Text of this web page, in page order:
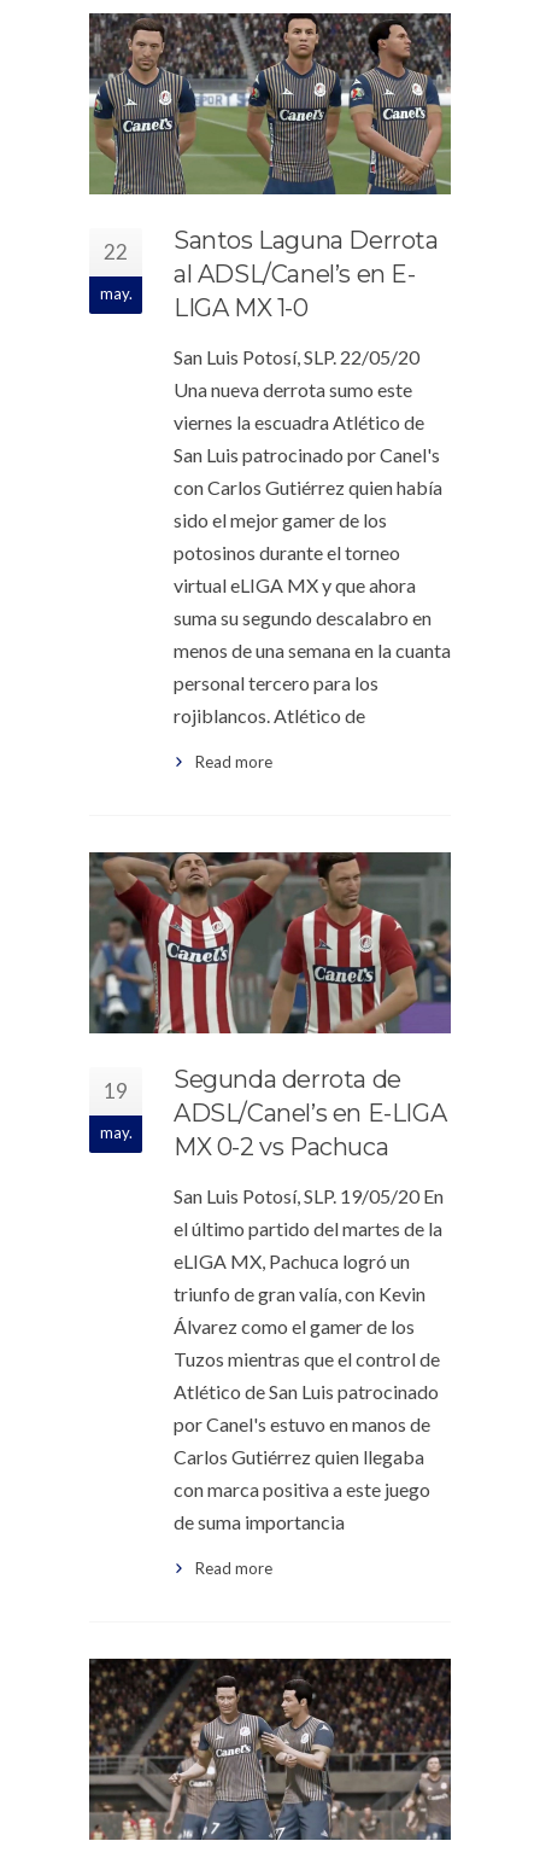
22
may.
Santos Laguna Derrota
al ADSL/Canel’s en E-
LIGA MX 1-0
San Luis Potosí, SLP. 22/05/20
Una nueva derrota sumo este
viernes la escuadra Atlético de
San Luis patrocinado por Canel's
con Carlos Gutiérrez quien había
sido el mejor gamer de los
potosinos durante el torneo
virtual eLIGA MX y que ahora
suma su segundo descalabro en
menos de una semana en la cuanta
personal tercero para los
rojiblancos. Atlético de
Read more
19
may.
Segunda derrota de
ADSL/Canel’s en E-LIGA
MX 0-2 vs Pachuca
San Luis Potosí, SLP. 19/05/20 En
el último partido del martes de la
eLIGA MX, Pachuca logró un
triunfo de gran valía, con Kevin
Álvarez como el gamer de los
Tuzos mientras que el control de
Atlético de San Luis patrocinado
por Canel's estuvo en manos de
Carlos Gutiérrez quien llegaba
con marca positiva a este juego
de suma importancia
Read more